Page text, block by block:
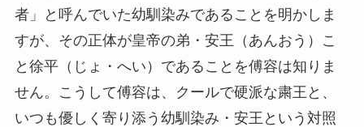
者」と呼んでいた幼馴染みであることを明かしま
すが、その正体が皇帝の弟・安王（あんおう）こ
と徐平（じょ・へい）であることを傅容は知りま
せん。こうして傅容は、クールで硬派な粛王と、
いつも優しく寄り添う幼馴染み・安王という対照